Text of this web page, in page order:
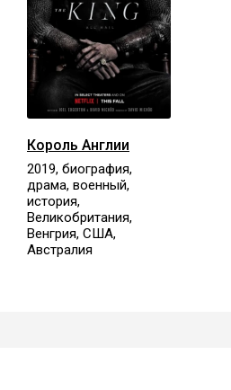
Король Англии
2019, биография,
драма, военный,
история,
Великобритания,
Венгрия, США,
Австралия